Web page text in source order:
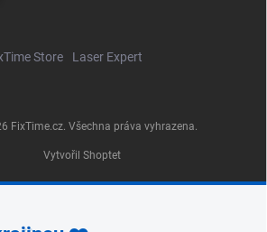
Store Laser Expert
Vytvořil Shoptet
FixTime.cz. Všechna práva vyhrazena.